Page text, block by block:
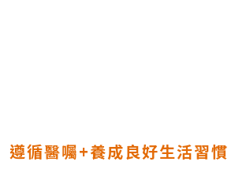
循醫囑+養成良好生活習慣